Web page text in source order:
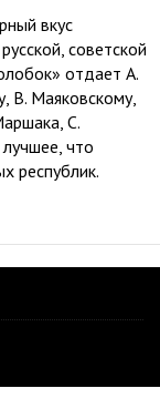
вкус
советской
отдает А.
В. Маяковскому,
С.
что
республик.